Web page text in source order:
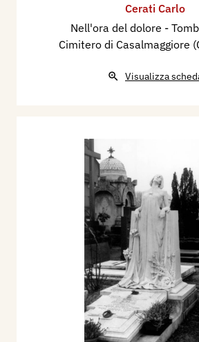
Cerati Carlo
Nell'ora del dolore -
Cimitero di Casalmaggiore
Visualizza